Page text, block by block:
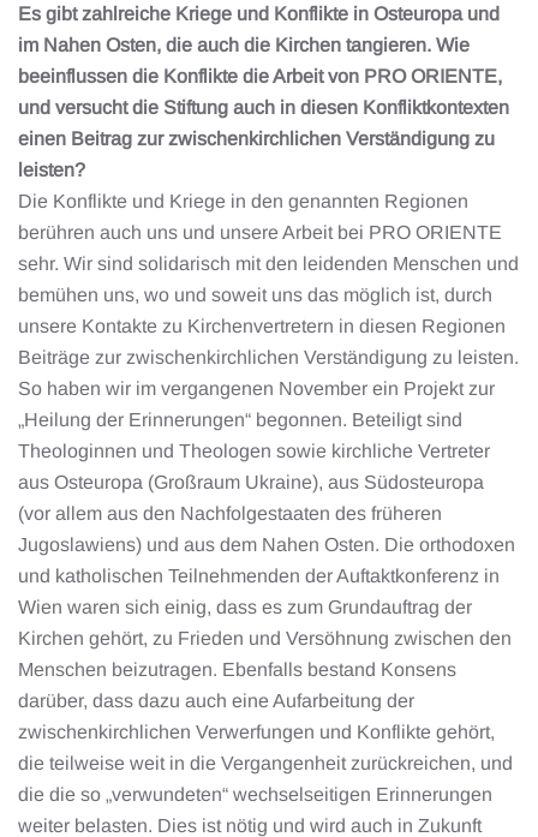
Es gibt zahlreiche Kriege und Konflikte in Osteuropa und
im Nahen Osten, die auch die Kirchen tangieren. Wie
beeinflussen die Konflikte die Arbeit von PRO ORIENTE,
und versucht die Stiftung auch in diesen Konfliktkontexten
einen Beitrag zur zwischenkirchlichen Verständigung zu
leisten?
Die Konflikte und Kriege in den genannten Regionen
berühren auch uns und unsere Arbeit bei PRO ORIENTE
sehr. Wir sind solidarisch mit den leidenden Menschen und
bemühen uns, wo und soweit uns das möglich ist, durch
unsere Kontakte zu Kirchenvertretern in diesen Regionen
Beiträge zur zwischenkirchlichen Verständigung zu leisten.
So haben wir im vergangenen November ein Projekt zur
„Heilung der Erinnerungen“ begonnen. Beteiligt sind
Theologinnen und Theologen sowie kirchliche Vertreter
aus Osteuropa (Großraum Ukraine), aus Südosteuropa
(vor allem aus den Nachfolgestaaten des früheren
Jugoslawiens) und aus dem Nahen Osten. Die orthodoxen
und katholischen Teilnehmenden der Auftaktkonferenz in
Wien waren sich einig, dass es zum Grundauftrag der
Kirchen gehört, zu Frieden und Versöhnung zwischen den
Menschen beizutragen. Ebenfalls bestand Konsens
darüber, dass dazu auch eine Aufarbeitung der
zwischenkirchlichen Verwerfungen und Konflikte gehört,
die teilweise weit in die Vergangenheit zurückreichen, und
die die so „verwundeten“ wechselseitigen Erinnerungen
weiter belasten. Dies ist nötig und wird auch in Zukunft